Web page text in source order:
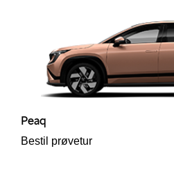
Peaq
Bestil prøvetur